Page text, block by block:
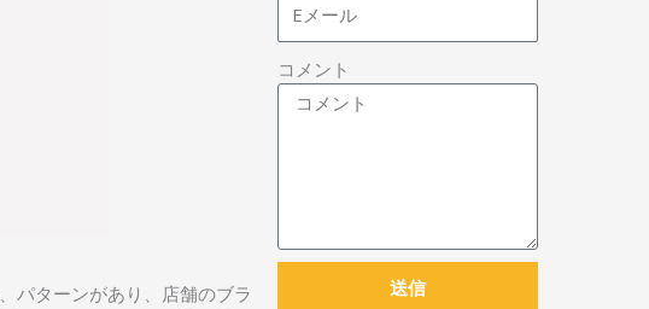
パターンがあり、店舗のブラ
コメント
送信